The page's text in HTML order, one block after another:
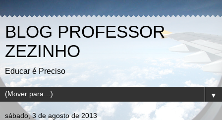
BLOG PROFESSOR
ZEZINHO
Educar é Preciso
▼
sábado, 3 de agosto de 2013